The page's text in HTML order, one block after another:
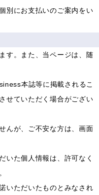
別にお支払いのご案内をい
す。また、当ページは、随
本誌等に掲載されるこ
せていただく場合がござい
んが、ご不安な方は、画面
いた個人情報は、許可なく
いただいたものとみなされ